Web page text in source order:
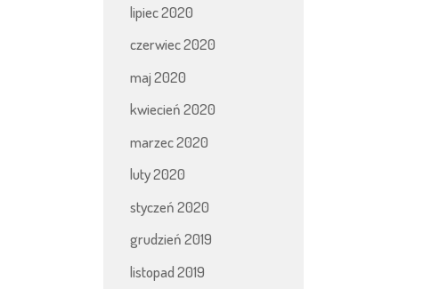
lipiec 2020
czerwiec 2020
maj 2020
kwiecień 2020
marzec 2020
luty 2020
styczeń 2020
grudzień 2019
listopad 2019